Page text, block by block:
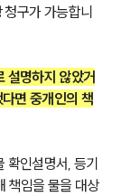
청구가 가능합니
설명하지 않았거
면 중개인의 책
확인설명서, 등기
책임을 물을 대상